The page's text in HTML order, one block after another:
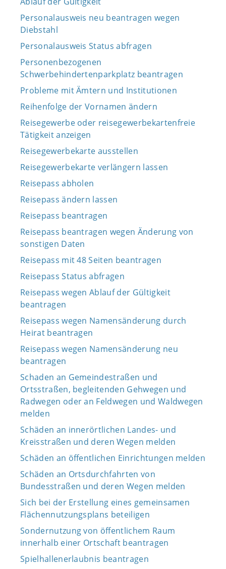
Personalausweis neu beantragen wegen
Diebstahl
Personalausweis Status abfragen
Personenbezogenen
Schwerbehindertenparkplatz beantragen
Probleme mit Ämtern und Institutionen
Reihenfolge der Vornamen ändern
Reisegewerbe oder reisegewerbekartenfreie
Tätigkeit anzeigen
Reisegewerbekarte ausstellen
Reisegewerbekarte verlängern lassen
Reisepass abholen
Reisepass ändern lassen
Reisepass beantragen
Reisepass beantragen wegen Änderung von
sonstigen Daten
Reisepass mit 48 Seiten beantragen
Reisepass Status abfragen
Reisepass wegen Ablauf der Gültigkeit
beantragen
Reisepass wegen Namensänderung durch
Heirat beantragen
Reisepass wegen Namensänderung neu
beantragen
Schaden an Gemeindestraßen und
Ortsstraßen, begleitenden Gehwegen und
Radwegen oder an Feldwegen und Waldwegen
melden
Schäden an innerörtlichen Landes- und
Kreisstraßen und deren Wegen melden
Schäden an öffentlichen Einrichtungen melden
Schäden an Ortsdurchfahrten von
Bundesstraßen und deren Wegen melden
Sich bei der Erstellung eines gemeinsamen
Flächennutzungsplans beteiligen
Sondernutzung von öffentlichem Raum
innerhalb einer Ortschaft beantragen
Spielhallenerlaubnis beantragen